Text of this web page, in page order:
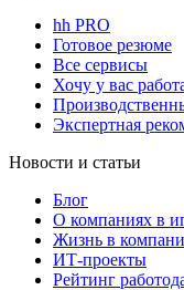
hh PRO
Готовое резюме
Все сервисы
Хочу у вас
Экспертная
Новости и статьи
Блог
О компаниях в
Жизнь в
ИТ-проекты
Рейтинг